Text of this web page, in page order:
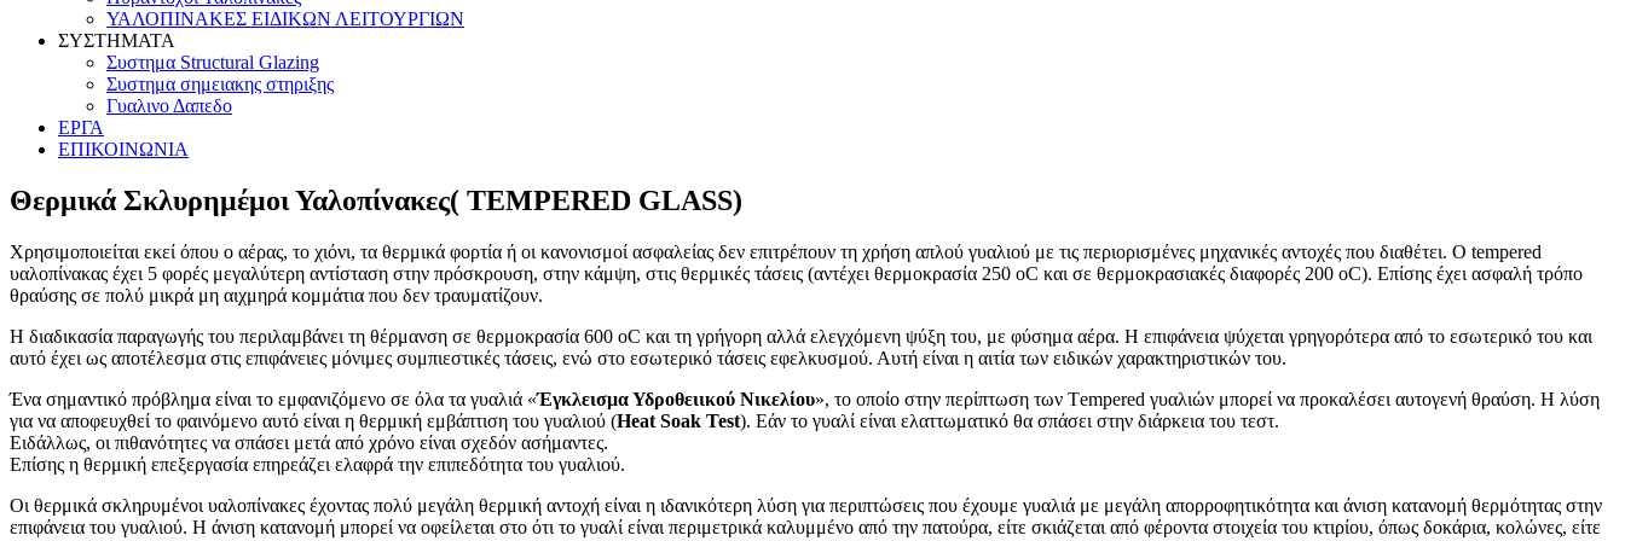
ΥΑΛΟΠΙΝΑΚΕΣ ΕΙΔΙΚΩΝ ΛΕΙΤΟΥΡΓΙΩΝ
ΣΥΣΤΗΜΑΤΑ
Συστημα Structural Glazing
Συστημα σημειακης στηριξης
Γυαλινο Δαπεδο
ΕΡΓΑ
ΕΠΙΚΟΙΝΩΝΙΑ
Θερμικά Σκλυρημέμοι Υαλοπίνακες( TEMPERED GLASS)
Χρησιμοποιείται εκεί όπου ο αέρας, το χιόνι, τα θερμικά φορτία ή οι κανονισμοί ασφαλείας δεν επιτρέπουν τη χρήση απλού γυαλιού με τις περιορισμένες μηχανικές αντοχές που διαθέτει. Ο tempered
υαλοπίνακας έχει 5 φορές μεγαλύτερη αντίσταση στην πρόσκρουση, στην κάμψη, στις θερμικές τάσεις (αντέχει θερμοκρασία 250 οC και σε θερμοκρασιακές διαφορές 200 οC). Επίσης έχει ασφαλή τρόπο
θραύσης σε πολύ μικρά μη αιχμηρά κομμάτια που δεν τραυματίζουν.
Η διαδικασία παραγωγής του περιλαμβάνει τη θέρμανση σε θερμοκρασία 600 οC και τη γρήγορη αλλά ελεγχόμενη ψύξη του, με φύσημα αέρα. Η επιφάνεια ψύχεται γρηγορότερα από το εσωτερικό του και
αυτό έχει ως αποτέλεσμα στις επιφάνειες μόνιμες συμπιεστικές τάσεις, ενώ στο εσωτερικό τάσεις εφελκυσμού. Αυτή είναι η αιτία των ειδικών χαρακτηριστικών του.
Ένα σημαντικό πρόβλημα είναι το εμφανιζόμενο σε όλα τα γυαλιά «Έγκλεισμα Υδροθειικού Νικελίου», το οποίο στην περίπτωση των Τempered γυαλιών μπορεί να προκαλέσει αυτογενή θραύση. Η λύση
για να αποφευχθεί το φαινόμενο αυτό είναι η θερμική εμβάπτιση του γυαλιού (Heat Soak Test). Εάν το γυαλί είναι ελαττωματικό θα σπάσει στην διάρκεια του τεστ.
Ειδάλλως, οι πιθανότητες να σπάσει μετά από χρόνο είναι σχεδόν ασήμαντες.
Επίσης η θερμική επεξεργασία επηρεάζει ελαφρά την επιπεδότητα του γυαλιού.
Οι θερμικά σκληρυμένοι υαλοπίνακες έχοντας πολύ μεγάλη θερμική αντοχή είναι η ιδανικότερη λύση για περιπτώσεις που έχουμε γυαλιά με μεγάλη απορροφητικότητα και άνιση κατανομή θερμότητας στην
επιφάνεια του γυαλιού. Η άνιση κατανομή μπορεί να οφείλεται στο ότι το γυαλί είναι περιμετρικά καλυμμένο από την πατούρα, είτε σκιάζεται από φέροντα στοιχεία του κτιρίου, όπως δοκάρια, κολώνες, είτε